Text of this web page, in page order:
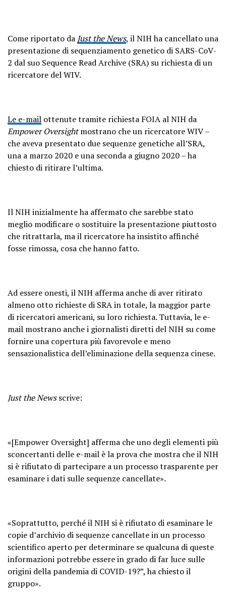
Come riportato da Just the News, il NIH ha cancellato una
presentazione di sequenziamento genetico di SARS-CoV-
2 dal suo Sequence Read Archive (SRA) su richiesta di un
ricercatore del WIV.
Le e-mail ottenute tramite richiesta FOIA al NIH da
Empower Oversightmostrano che un ricercatore WIV –
che aveva presentato due sequenze genetiche all’SRA,
una a marzo 2020 e una seconda a giugno 2020 – ha
chiesto di ritirare l’ultima.
Il NIH inizialmente ha affermato che sarebbe stato
meglio modificare o sostituire la presentazione piuttosto
che ritrattarla, ma il ricercatore ha insistito affinché
fosse rimossa, cosa che hanno fatto.
Ad essere onesti, il NIH afferma anche di aver ritirato
almeno otto richieste di SRA in totale, la maggior parte
di ricercatori americani, su loro richiesta. Tuttavia, le e-
mail mostrano anche i giornalisti diretti del NIH su come
fornire una copertura più favorevole e meno
sensazionalistica dell’eliminazione della sequenza cinese.
Just the Newsscrive:
«[Empower Oversight] afferma che uno degli elementi più
sconcertanti delle e-mail è la prova che mostra che il NIH
si è rifiutato di partecipare a un processo trasparente per
esaminare i dati sulle sequenze cancellate».
«Soprattutto, perché il NIH si è rifiutato di esaminare le
copie d’archivio di sequenze cancellate in un processo
scientifico aperto per determinare se qualcuna di queste
informazioni potrebbe essere in grado di far luce sulle
origini della pandemia di COVID-19?”, ha chiesto il
gruppo».